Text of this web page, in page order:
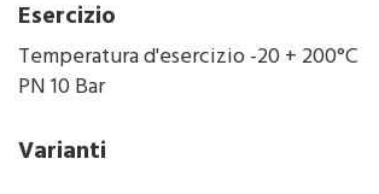
Esercizio
Temperatura d'esercizio -20 + 200°C
PN 10 Bar
Varianti